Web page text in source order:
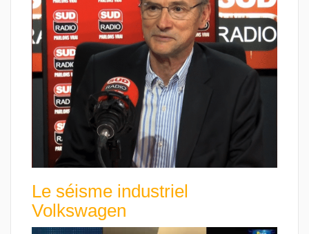
Le séisme industriel
Volkswagen